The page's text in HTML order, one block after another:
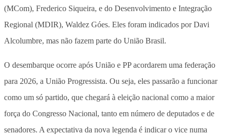
(MCom), Frederico Siqueira, e do Desenvolvimento e Integração
Regional (MDIR), Waldez Góes. Eles foram indicados por Davi
Alcolumbre, mas não fazem parte do União Brasil.
O desembarque ocorre após União e PP acordarem uma federação
para 2026, a União Progressista. Ou seja, eles passarão a funcionar
como um só partido, que chegará à eleição nacional como a maior
força do Congresso Nacional, tanto em número de deputados e de
senadores. A expectativa da nova legenda é indicar o vice numa